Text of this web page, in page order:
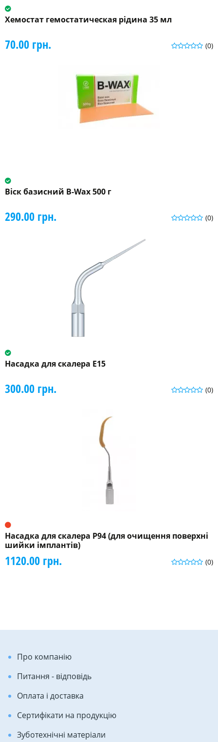
Хемостат гемостатическая рідина 35 мл
(0)
70.00 грн.
Віск базисний B-Wax 500 г
(0)
290.00 грн.
Насадка для скалера E15
(0)
300.00 грн.
Насадка для скалера P94 (для очищення поверхні
шийки імплантів)
(0)
1120.00 грн.
Про компанію
Питання - відповідь
Оплата і доставка
Сертифікати на продукцію
Зуботехнічні матеріали